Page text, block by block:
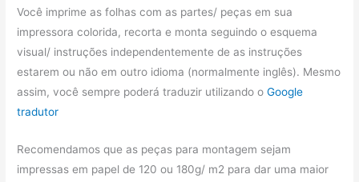
Você imprime as folhas com as partes/ peças em sua
impressora colorida, recorta e monta seguindo o esquema
visual/ instruções independentemente de as instruções
estarem ou não em outro idioma (normalmente inglês). Mesmo
assim, você sempre poderá traduzir utilizando oGoogle
tradutor
Recomendamos que as peças para montagem sejam
impressas em papel de 120 ou 180g/ m2 para dar uma maior